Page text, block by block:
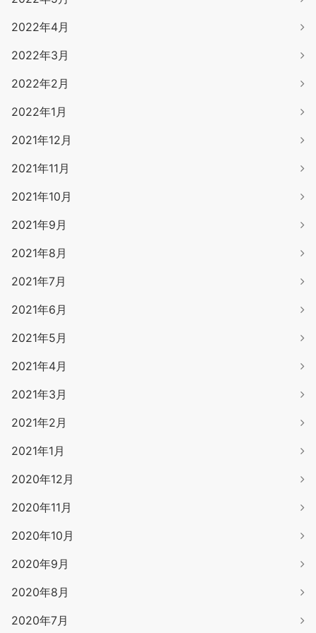
2022年4月
2022年3月
2022年2月
2022年1月
2021年12月
2021年11月
2021年10月
2021年9月
2021年8月
2021年7月
2021年6月
2021年5月
2021年4月
2021年3月
2021年2月
2021年1月
2020年12月
2020年11月
2020年10月
2020年9月
2020年8月
2020年7月